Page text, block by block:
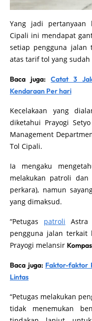
Yang jadi pertanyaan
Cipali ini mendapat
setiap pengguna jalan
atas tarif tol yang sudah
Baca juga:Catat 3
Kendaraan Per hari
Kecelakaan yang
diketahui Prayogi
Management
Tol Cipali.
Ia mengaku
melakukan patroli dan
perkara), namun
yang dimaksud.
“Petugas patroli
pengguna jalan terkait
Prayogi melansir
Baca juga: Faktor-faktor
Lintas
“Petugas melakukan
tidak menemukan